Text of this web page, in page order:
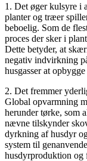
1. Det øger kulsyre i
planter og træer
beboelig. Som de
proces der sker i
Dette betyder, at
negativ indvirkning
husgasser at
2. Det fremmer
Global opvarmning
herunder tørke, som
nævne tilskynder
dyrkning af husdyr
system til
husdyrproduktion og